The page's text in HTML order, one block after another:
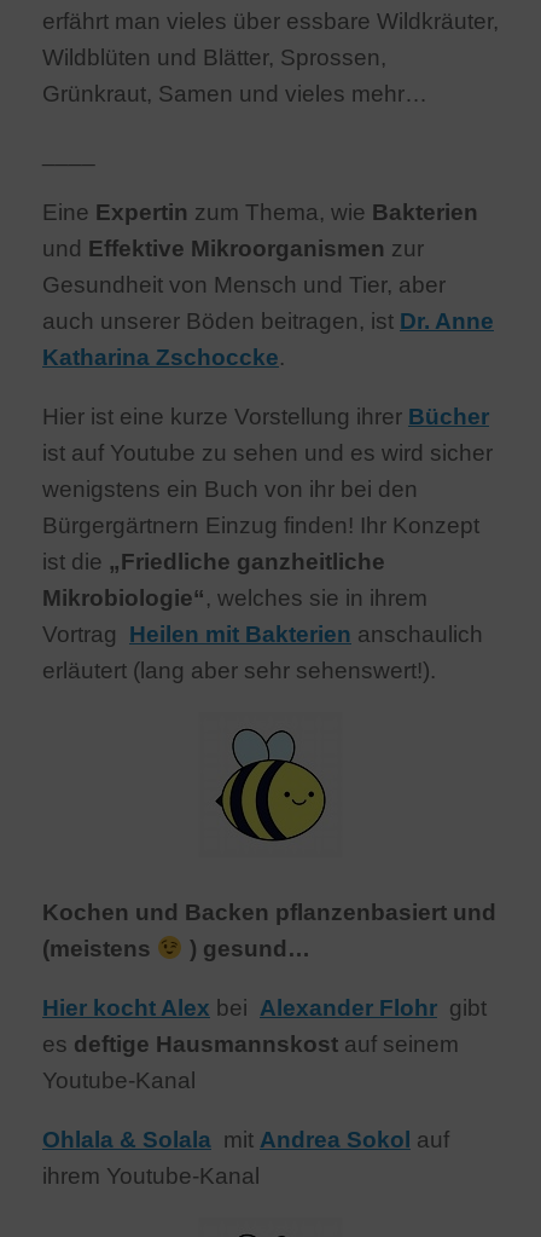
erfährt man vieles über essbare Wildkräuter,
Wildblüten und Blätter, Sprossen,
Grünkraut, Samen und vieles mehr…
Eine Expertin zum Thema, wie Bakterien
und Effektive Mikroorganismen zur
Gesundheit von Mensch und Tier, aber
auch unserer Böden beitragen, ist Dr. Anne
Katharina Zschoccke.
Hier ist eine kurze Vorstellung ihrer Bücher
ist auf Youtube zu sehen und es wird sicher
wenigstens ein Buch von ihr bei den
Bürgergärtnern Einzug finden! Ihr Konzept
ist die „Friedliche ganzheitliche
Mikrobiologie“, welches sie in ihrem
Vortrag Heilen mit Bakterien anschaulich
erläutert (lang aber sehr sehenswert!).
Kochen und Backen pflanzenbasiert und
(meistens
) gesund…
Hier kocht Alex bei Alexander Flohr gibt
es deftige Hausmannskost auf seinem
Youtube-Kanal
Ohlala & Solala mit Andrea Sokol auf
ihrem Youtube-Kanal